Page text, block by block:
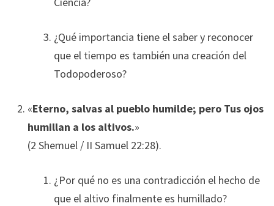
¿Qué importancia tiene el saber y reconocer
que el tiempo es también una creación del
Todopoderoso?
«Eterno, salvas al pueblo humilde; pero Tus ojos
humillan a los altivos.»
(2 Shemuel / II Samuel 22:28).
¿Por qué no es una contradicción el hecho de
que el altivo finalmente es humillado?